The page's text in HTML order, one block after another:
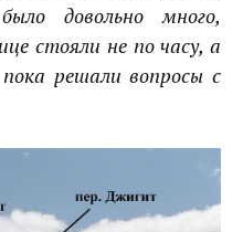
довольно много,
стояли не по часу, а
решали вопросы с